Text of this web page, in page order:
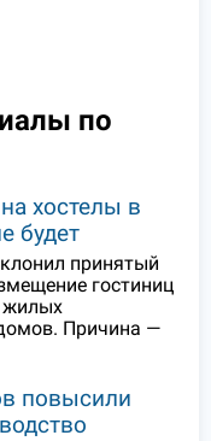
по
хостелы в
будет
принятый
гостиниц
жилых
Причина —
повысили